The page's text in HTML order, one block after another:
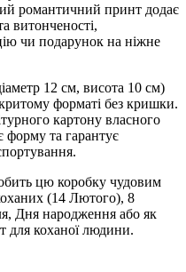
романтичний принт додає
витонченості,
чи подарунок на ніжне
12 см, висота 10 см)
форматі без кришки.
картону власного
форму та гарантує
цю коробку чудовим
(14 Лютого), 8
Дня народження або як
коханої людини.